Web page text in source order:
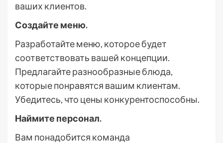
ваших клиентов.
Создайте меню.
Разработайте меню, которое будет
соответствовать вашей концепции.
Предлагайте разнообразные блюда,
которые понравятся вашим клиентам.
Убедитесь, что цены конкурентоспособны.
Наймите персонал.
Вам понадобится команда